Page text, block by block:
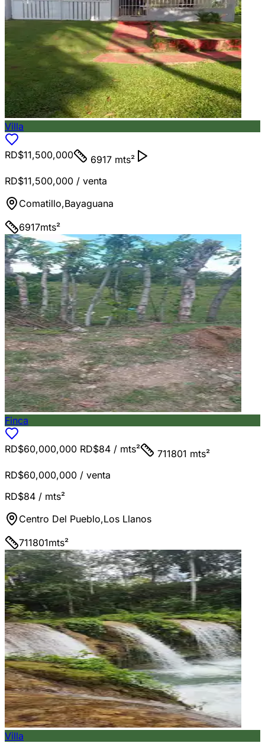
Villa
RD$11,500,000
6917 mts²
RD$11,500,000 / venta
Comatillo,Bayaguana
6917mts²
Finca
RD$60,000,000 RD$84 / mts²
711801 mts²
RD$60,000,000 / venta
RD$84 / mts²
Centro Del Pueblo,Los Llanos
711801mts²
Villa